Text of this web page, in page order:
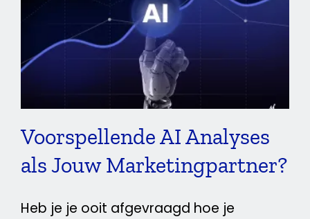
Analyses als Jouw
Marketingpartner?
Adverteren
Voorspellende AI Analyses
als Jouw Marketingpartner?
Heb je je ooit afgevraagd hoe je